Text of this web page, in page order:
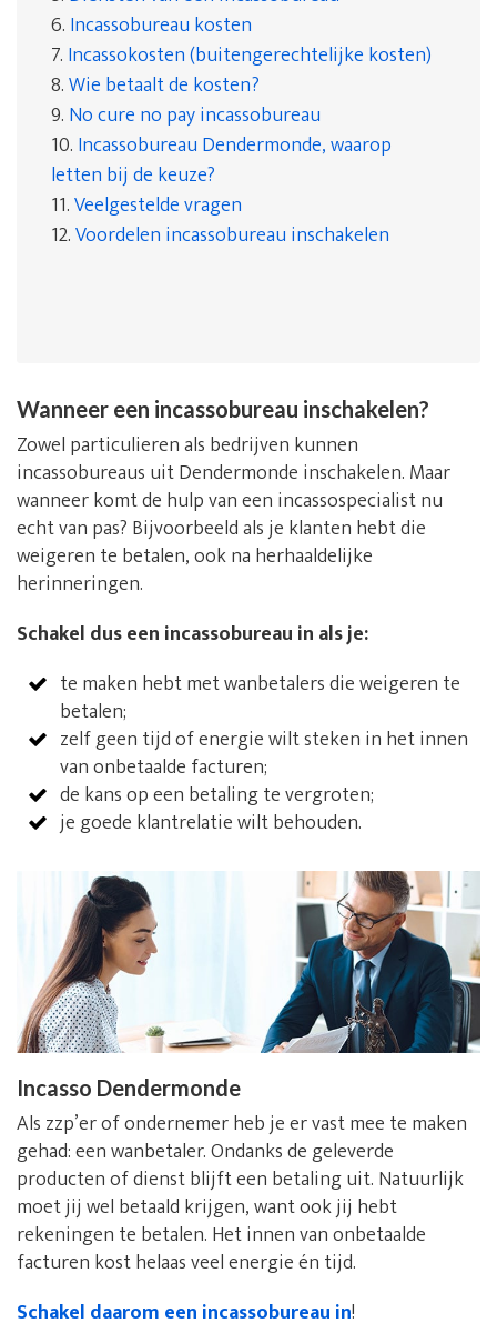
6. Incassobureau kosten
7. Incassokosten (buitengerechtelijke kosten)
8.Wie betaalt de kosten?
9. No cure no pay incassobureau
10. Incassobureau Dendermonde, waarop
letten bij de keuze?
11.Veelgestelde vragen
12.Voordelen incassobureau inschakelen
Wanneer een incassobureau inschakelen?
Zowel particulieren als bedrijven kunnen
incassobureaus uit Dendermonde inschakelen. Maar
wanneer komt de hulp van een incassospecialist nu
echt van pas? Bijvoorbeeld als je klanten hebt die
weigeren te betalen, ook na herhaaldelijke
herinneringen.
Schakel dus een incassobureau in als je:
te maken hebt met wanbetalers die weigeren te
betalen;
zelf geen tijd of energie wilt steken in het innen
van onbetaalde facturen;
de kans op een betaling te vergroten;
je goede klantrelatie wilt behouden.
Incasso Dendermonde
Als zzp’er of ondernemer heb je er vast mee te maken
gehad: een wanbetaler. Ondanks de geleverde
producten of dienst blijft een betaling uit. Natuurlijk
moet jij wel betaald krijgen, want ook jij hebt
rekeningen te betalen. Het innen van onbetaalde
facturen kost helaas veel energie én tijd.
Schakel daarom een incassobureau in!